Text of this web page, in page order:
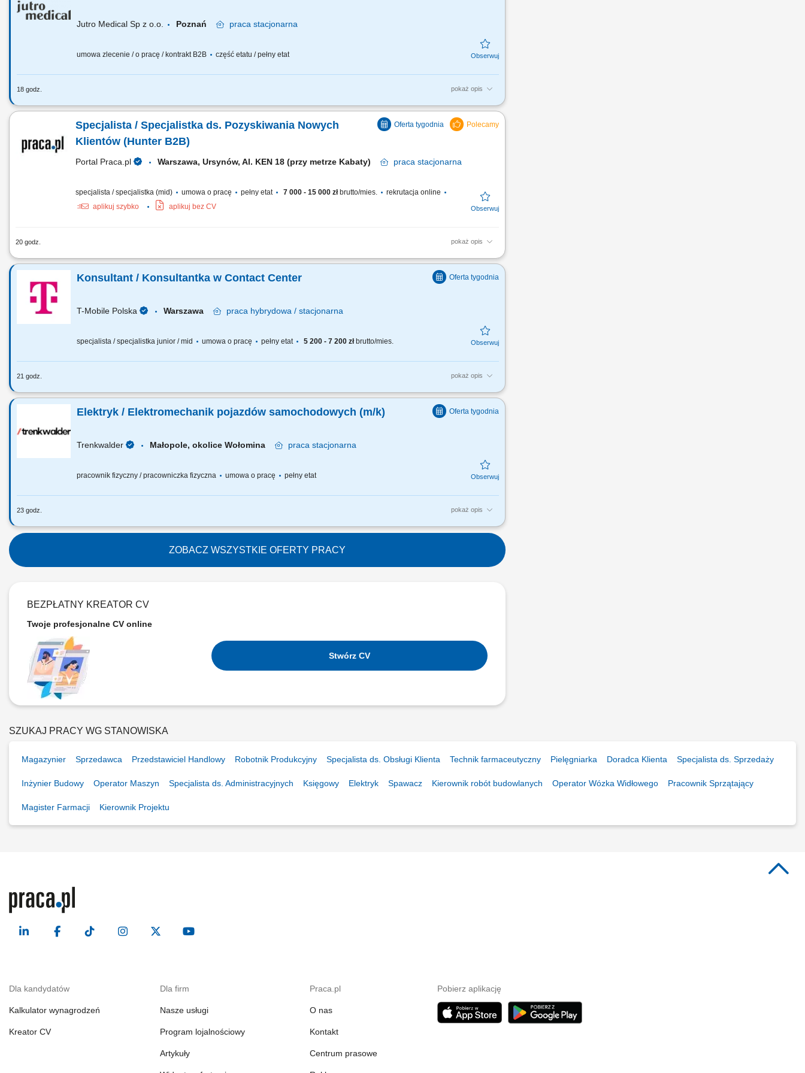
Jutro Medical Sp z o.o. Poznań praca stacjonarna
umowa zlecenie / o pracę / kontrakt B2B część etatu / pełny etat
18 godz. pokaż opis
Wymagania: Posiadasz tytuł magistra pielęgniarstwa lub posiadasz specjalizację lub
długoterminowej, kurs w ochronie zdrowia pracujących (bądź inne kursy uprawniające do
prowadzenia listy aktywnej) oraz...
Specjalista / Specjalistka ds. Pozyskiwania Nowych
Klientów (Hunter B2B)
Portal Praca.pl Warszawa, Ursynów, Al. KEN 18 (przy metrze Kabaty) praca stacjonarna
specjalista / specjalistka (mid) umowa o pracę pełny etat 7 000 - 15 000 złbrutto/mies.
rekrutacja online
aplikuj szybko
aplikuj bez CV
20 godz. pokaż opis
Zakres obowiązków: Będziesz pierwszą osobą, z którą rozmawia klient. To od Ciebie
szybkie nawiązywanie kontaktu z klientami przekazanymi do obsługi, diagnozowanie
Konsultant / Konsultantka w Contact Center
T-Mobile Polska Warszawa praca hybrydowa / stacjonarna
specjalista / specjalistka junior / mid umowa o pracę pełny etat 5 200 - 7 200 złbrutto/mies.
21 godz. pokaż opis
Zadania, które na Ciebie czekają: telefoniczna obsługa klientów (połączenia przychodzące oraz połączenia
usług; realizacja indywidulanych celów sprzedażowych, jakościowych i...
Elektryk / Elektromechanik pojazdów samochodowych (m/k)
Trenkwalder Małopole, okolice Wołomina praca stacjonarna
pracownik fizyczny / pracowniczka fizyczna umowa o pracę pełny etat
23 godz. pokaż opis
Twoje zadania diagnozowanie oraz naprawa usterek elektrycznych w pojazdach użytkowych (autobusach
utrzymywanie instalacji elektrycznych pojazdów w dobrym stanie technicznym, dokumentowanie
ZOBACZ WSZYSTKIE OFERTY PRACY
BEZPŁATNY KREATOR CV
Twoje profesjonalne CV online
Stwórz CV
SZUKAJ PRACY WG STANOWISKA
Magazynier Sprzedawca Przedstawiciel Handlowy Robotnik Produkcyjny Specjalista ds. Obsługi Klienta Technik farmaceutyczny Pielęgniarka Doradca Klienta Specjalista ds. Sprzedaży
Inżynier Budowy Operator Maszyn Specjalista ds. Administracyjnych Księgowy Elektryk Spawacz Kierownik robót budowlanych Operator Wózka Widłowego Pracownik Sprzątający
Magister Farmacji Kierownik Projektu
Dla kandydatów
Kalkulator wynagrodzeń
Kreator CV
Dla firm
Nasze usługi
Program lojalnościowy
Artykuły
Praca.pl
O nas
Kontakt
Centrum prasowe
Pobierz aplikację